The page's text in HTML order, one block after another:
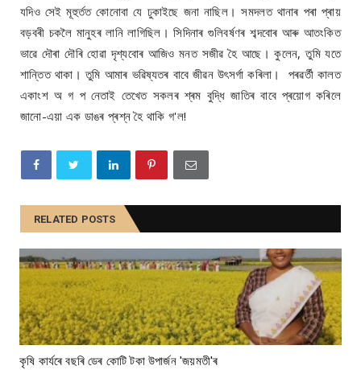
যদিও সেই মূহুৰ্তত কোনোবা যে ঢুকাইছে জনা নাছিল। সমদলত থানাৰ পৰা প্ৰায়
বড়বৰী চকলৈ মানুহৰ লানি লাগিছিল। সিদিনাৰ গুলিবৰ্ষণৰ শব্দবোৰ আৰু আতংকিত
ভাৱে দৌৰা দৌৰি হোৱা দৃশ্যবোৰ আজিও মনত সজীৱ হৈ আছে। কুলেন, তুমি যতে
শান্তিত থাকা। তুমি আমাৰ ভৱিষ্যতৰ বাবে জীৱন উৎসৰ্গা কৰিলা। পৰৱৰ্তী কালত
একাংশ অ গ প নেতাই তেখেত সকলৰ শ্ৰম বুদ্ধি জাতিৰ বাবে প্ৰয়োগ কৰিলে
জানো-এয়া এক ডাঙৰ প্ৰশ্ন হৈ থাকি গ'ল!
RELATED POSTS
কৃষি কাৰ্যৰে বছৰি ডেৰ কোটি টকা উপার্জন 'জয়মতী'ৰ